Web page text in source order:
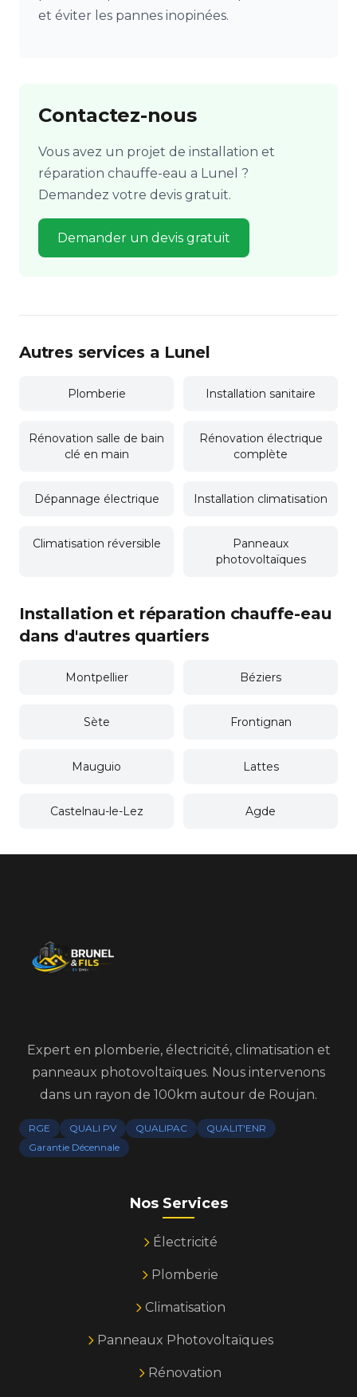
et éviter les pannes inopinées.
Contactez-nous
Vous avez un projet de installation et
réparation chauffe-eau a Lunel ?
Demandez votre devis gratuit.
Demander un devis gratuit
Autres services a Lunel
Plomberie Installation sanitaire
Rénovation salle de bain
clé en main
Rénovation électrique
complète
Dépannage électrique Installation climatisation
Climatisation réversible
Panneaux
photovoltaïques
Installation et réparation chauffe-eau
dans d'autres quartiers
Montpellier Béziers
Sète Frontignan
Mauguio Lattes
Castelnau-le-Lez Agde
Expert en plomberie, électricité, climatisation et
panneaux photovoltaïques. Nous intervenons
dans un rayon de 100km autour de Roujan.
RGE QUALI PV QUALIPAC
QUALIT'ENR
Garantie Décennale
Nos Services
Électricité
Plomberie
Climatisation
Panneaux Photovoltaïques
Rénovation